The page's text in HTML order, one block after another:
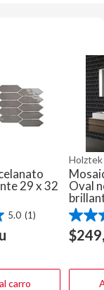
29 x 32
5.0 (1)
carro
Holztek
Oval
5.0
de
5
$